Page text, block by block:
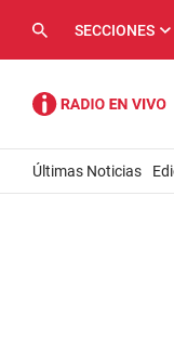
SECCIONES
Últimas Noticias